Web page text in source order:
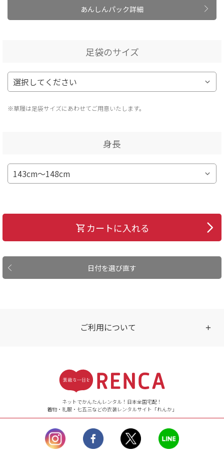
あんしんパック詳細
足袋のサイズ
※草履は足袋サイズにあわせてご用意いたします。
身長
日付を選び直す
カートに入れる
ご利用について
【ご注文（インターネット）】
24時間年中無休
【お問い合わせ窓口（メー
ル）】10:00~17:00
土曜日、日曜日、臨
時休業日を除く。
営業時間外にいただ
ネットでかんたんレンタル！日本全国宅配！
着物・礼服・七五三などの衣装レンタルサイト「れんか」